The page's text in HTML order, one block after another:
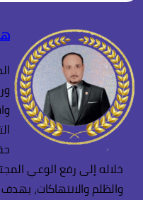
خلاله إلى رفع الوعي
والظلم والانتهاكات،